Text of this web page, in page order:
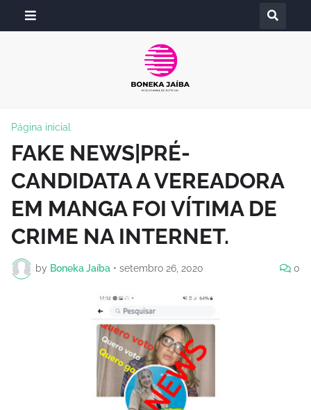
Página inicial
FAKE NEWS|PRÉ-
CANDIDATA A VEREADORA
EM MANGA FOI VÍTIMA DE
CRIME NA INTERNET.
by Boneka Jaíba • setembro 26, 2020 0